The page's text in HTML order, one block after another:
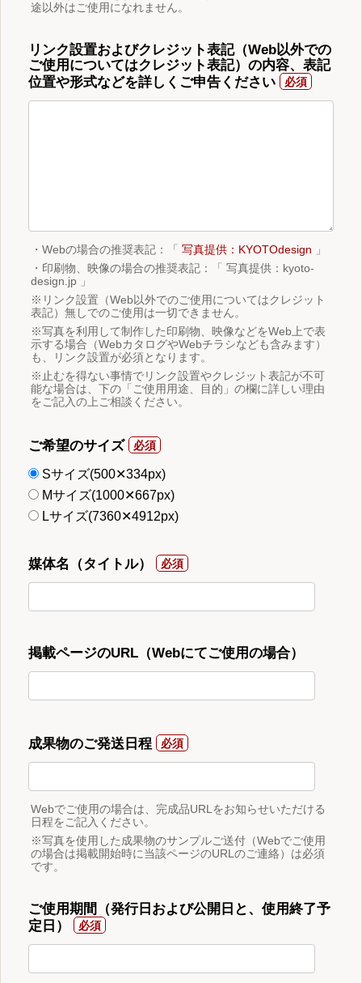
途以外はご使用になれません。
リンク設置およびクレジット表記（Web以外での
ご使用についてはクレジット表記）の内容、表記
位置や形式などを詳しくご申告ください
・Webの場合の推奨表記：「 写真提供：KYOTOdesign 」
・印刷物、映像の場合の推奨表記：「 写真提供：kyoto-
design.jp 」
※リンク設置（Web以外でのご使用についてはクレジット
表記）無しでのご使用は一切できません。
※写真を利用して制作した印刷物、映像などをWeb上で表
示する場合（WebカタログやWebチラシなども含みます）
も、リンク設置が必須となります。
※止むを得ない事情でリンク設置やクレジット表記が不可
能な場合は、下の「ご使用用途、目的」の欄に詳しい理由
をご記入の上ご相談ください。
ご希望のサイズ
Sサイズ(500✕334px)
Mサイズ(1000✕667px)
Lサイズ(7360✕4912px)
媒体名（タイトル）
掲載ページのURL（Webにてご使用の場合）
成果物のご発送日程
Webでご使用の場合は、完成品URLをお知らせいただける
日程をご記入ください。
※写真を使用した成果物のサンプルご送付（Webでご使用
の場合は掲載開始時に当該ページのURLのご連絡）は必須
です。
ご使用期間（発行日および公開日と、使用終了予
定日）